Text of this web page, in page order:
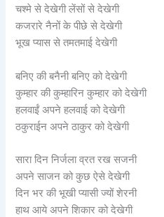
चश्मे से देखेगी लेंसों से देखेगी
कजरारे नैनों के पीछे से देखेगी
भूख प्यास से तमतमाई देखेगी
बनिए की बनैनी बनिए को देखेगी
कुम्हार की कुम्हारिन कुम्हार को देखेगी
हलवाईं अपने हलवाई को देखेगी
ठकुराईन अपने ठाकुर को देखेगी
सारा दिन निर्जला व्रत रख सजनी
अपने साजन को कुछ ऐसे देखेगी
दिन भर की भूखी प्यासी ज्यों शेरनी
हाथ आये अपने शिकार को देखेगी